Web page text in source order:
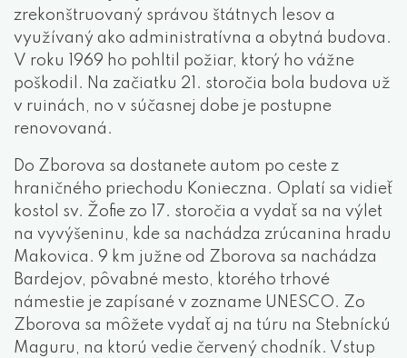
zrekonštruovaný správou štátnych lesov a
využívaný ako administratívna a obytná budova.
V roku 1969 ho pohltil požiar, ktorý ho vážne
poškodil. Na začiatku 21. storočia bola budova už
v ruinách, no v súčasnej dobe je postupne
renovovaná.
Do Zborova sa dostanete autom po ceste z
hraničného priechodu Konieczna. Oplatí sa vidieť
kostol sv. Žofie zo 17. storočia a vydať sa na výlet
na vyvýšeninu, kde sa nachádza zrúcanina hradu
Makovica. 9 km južne od Zborova sa nachádza
Bardejov, pôvabné mesto, ktorého trhové
námestie je zapísané v zozname UNESCO. Zo
Zborova sa môžete vydať aj na túru na Stebníckú
Maguru, na ktorú vedie červený chodník. Vstup